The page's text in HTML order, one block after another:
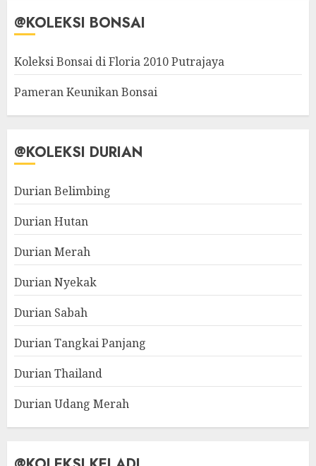
@KOLEKSI BONSAI
Koleksi Bonsai di Floria 2010 Putrajaya
Pameran Keunikan Bonsai
@KOLEKSI DURIAN
Durian Belimbing
Durian Hutan
Durian Merah
Durian Nyekak
Durian Sabah
Durian Tangkai Panjang
Durian Thailand
Durian Udang Merah